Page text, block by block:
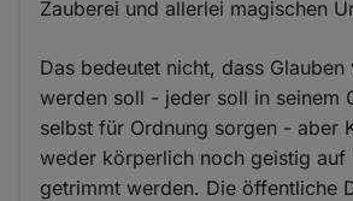
Zauberei und allerlei magischen
Das bedeutet nicht, dass Glauben
werden soll - jeder soll in seinem
selbst für Ordnung sorgen - aber
weder körperlich noch geistig auf
getrimmt werden. Die öffentliche